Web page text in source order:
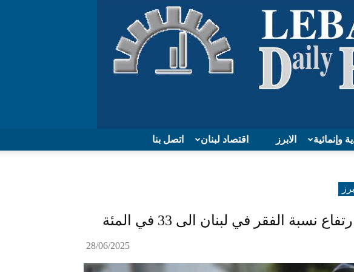
اتصل بنا اقتصاد لبنان الابرز وإنمائية
الفقر في لبنان الى 33 في المئة
28/06/2025